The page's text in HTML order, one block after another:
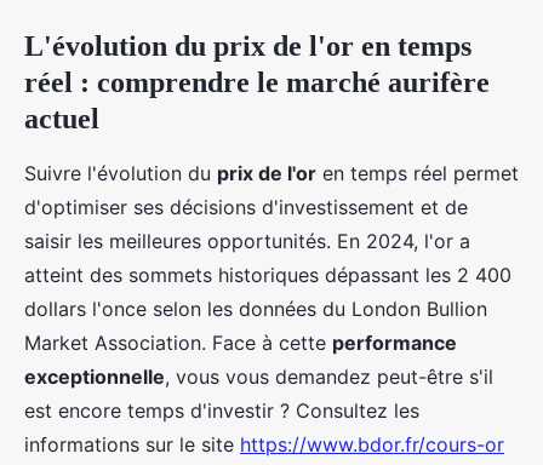
L'évolution du prix de l'or en temps
réel : comprendre le marché aurifère
actuel
Suivre l'évolution du prix de l'or en temps réel permet
d'optimiser ses décisions d'investissement et de
saisir les meilleures opportunités. En 2024, l'or a
atteint des sommets historiques dépassant les 2 400
dollars l'once selon les données du London Bullion
Market Association. Face à cette performance
exceptionnelle, vous vous demandez peut-être s'il
est encore temps d'investir ? Consultez les
informations sur le site https://www.bdor.fr/cours-or